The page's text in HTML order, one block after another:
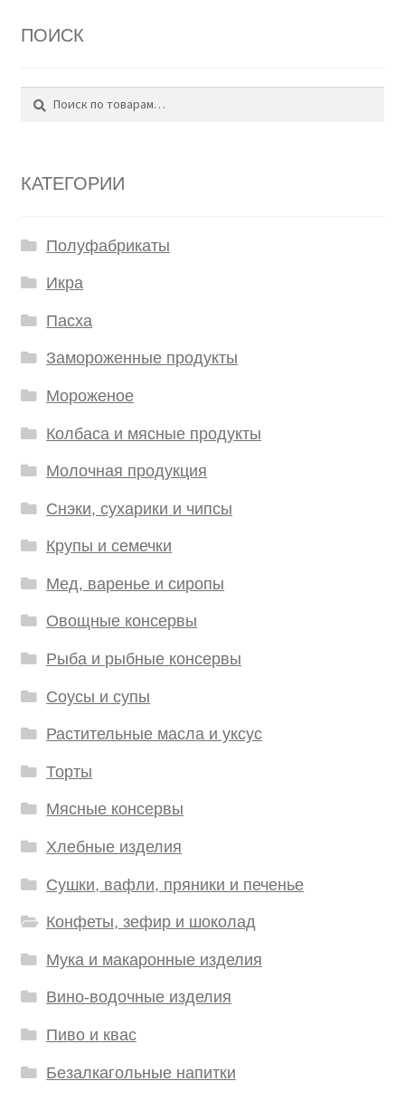
ПОИСК
Поиск
КАТЕГОРИИ
Полуфабрикаты
Икра
Пасха
Замороженные продукты
Мороженое
Колбаса и мясные продукты
Молочная продукция
Снэки, сухарики и чипсы
Крупы и семечки
Мед, варенье и сиропы
Овощные консервы
Рыба и рыбные консервы
Соусы и супы
Растительные масла и уксус
Торты
Мясные консервы
Хлебные изделия
Сушки, вафли, пряники и печенье
Конфеты, зефир и шоколад
Мука и макаронные изделия
Вино-водочные изделия
Пиво и квас
Безалкагольные напитки